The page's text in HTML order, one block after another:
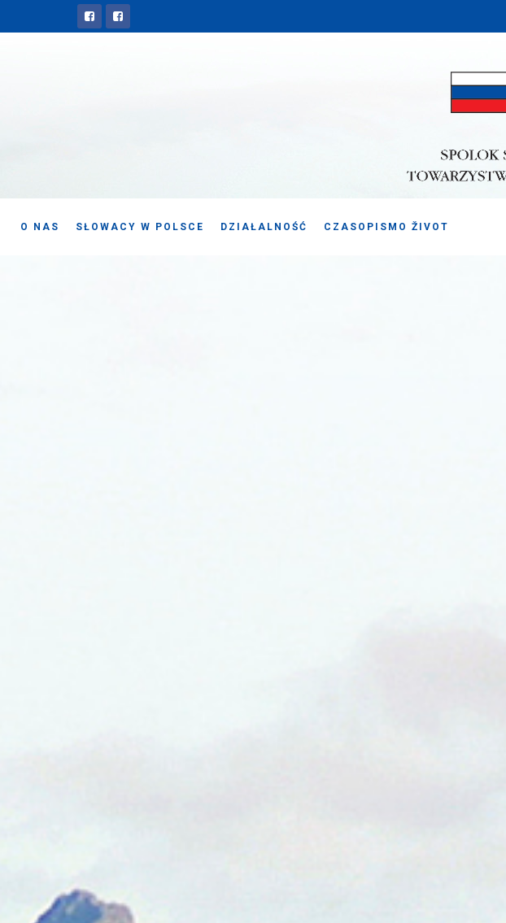
O NAS SŁOWACY W POLSCE DZIAŁALNOŚĆ CZASOPISMO ŽIVOT